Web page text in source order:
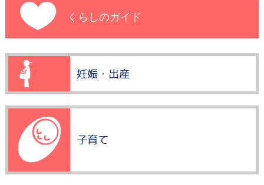
くらしのガイド
妊娠・出産
子育て